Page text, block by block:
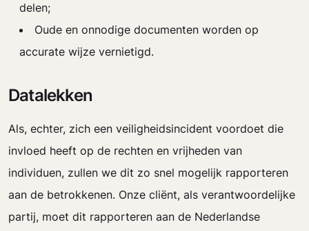
delen;
Oude en onnodige documenten worden op
accurate wijze vernietigd.
Datalekken
Als, echter, zich een veiligheidsincident voordoet die
invloed heeft op de rechten en vrijheden van
individuen, zullen we dit zo snel mogelijk rapporteren
aan de betrokkenen. Onze cliënt, als verantwoordelijke
partij, moet dit rapporteren aan de Nederlandse